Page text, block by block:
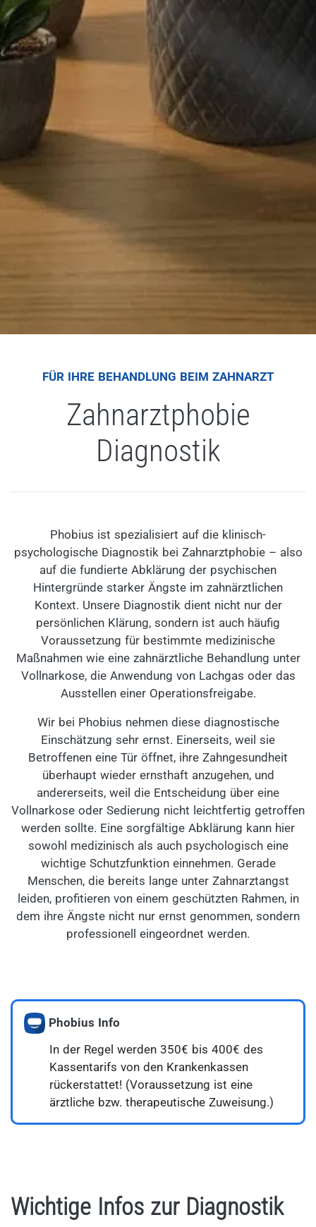
FÜR IHRE BEHANDLUNG BEIM ZAHNARZT
Zahnarztphobie
Diagnostik
Phobius ist spezialisiert auf die klinisch-
psychologische Diagnostik bei Zahnarztphobie – also
auf die fundierte Abklärung der psychischen
Hintergründe starker Ängste im zahnärztlichen
Kontext. Unsere Diagnostik dient nicht nur der
persönlichen Klärung, sondern ist auch häufig
Voraussetzung für bestimmte medizinische
Maßnahmen wie eine zahnärztliche Behandlung unter
Vollnarkose, die Anwendung von Lachgas oder das
Ausstellen einer Operationsfreigabe.
Wir bei Phobius nehmen diese diagnostische
Einschätzung sehr ernst. Einerseits, weil sie
Betroffenen eine Tür öffnet, ihre Zahngesundheit
überhaupt wieder ernsthaft anzugehen, und
andererseits, weil die Entscheidung über eine
Vollnarkose oder Sedierung nicht leichtfertig getroffen
werden sollte. Eine sorgfältige Abklärung kann hier
sowohl medizinisch als auch psychologisch eine
wichtige Schutzfunktion einnehmen. Gerade
Menschen, die bereits lange unter Zahnarztangst
leiden, profitieren von einem geschützten Rahmen, in
dem ihre Ängste nicht nur ernst genommen, sondern
professionell eingeordnet werden.
Phobius Info
In der Regel werden 350€ bis 400€ des
Kassentarifs von den Krankenkassen
rückerstattet! (Voraussetzung ist eine
ärztliche bzw. therapeutische Zuweisung.)
Wichtige Infos zur Diagnostik